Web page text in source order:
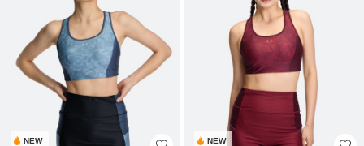
NEW NEW